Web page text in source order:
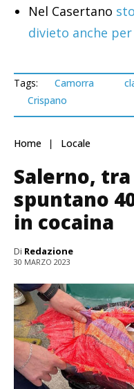
Nel Casertano
divieto anche
Tags: Camorra
Crispano
Home Locale
Salerno,
spuntano
in cocaina
Di Redazione
30 MARZO 2023